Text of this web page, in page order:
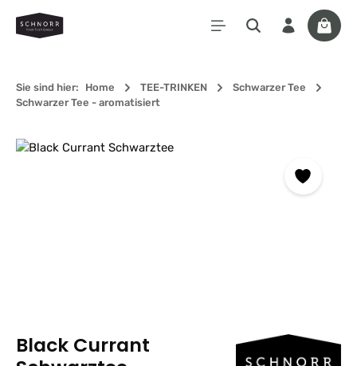
Zum Hauptinhalt springen
Sie sind hier: Home TEE-TRINKEN
Schwarzer Tee
Schwarzer Tee - aromatisiert
Bildergalerie überspringen
Black Currant